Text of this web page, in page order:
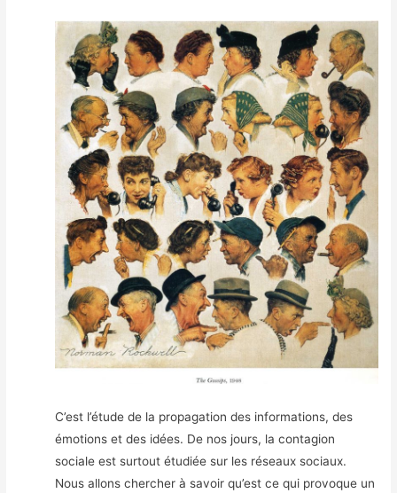
C’est l’étude de la propagation des informations, des
émotions et des idées. De nos jours, la contagion
sociale est surtout étudiée sur les réseaux sociaux.
Nous allons chercher à savoir qu’est ce qui provoque un